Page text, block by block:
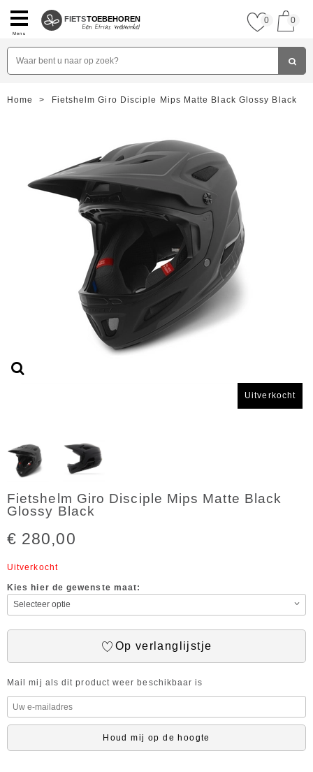
Menu
FIETSTOEBEHOREN 0 0
Home > Fietshelm Giro Disciple Mips Matte Black Glossy Black
Uitverkocht
Fietshelm Giro Disciple Mips Matte Black
Glossy Black
€ 280,00
Uitverkocht
Kies hier de gewenste maat:
Op verlanglijstje
Mail mij als dit product weer beschikbaar is
Houd mij op de hoogte